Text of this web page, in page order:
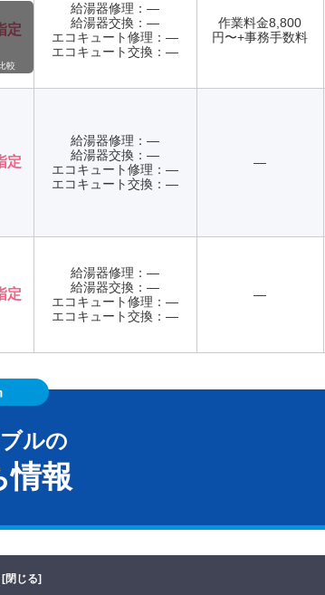
定
給湯器修理：―
給湯器交換：―
エコキュート修理：―
エコキュート交換：―
作業料金8,800
円〜+事務手数料
定
給湯器修理：―
給湯器交換：―
エコキュート修理：―
エコキュート交換：―
―
定
給湯器修理：―
給湯器交換：―
エコキュート修理：―
エコキュート交換：―
―
較
ルの
情報
[閉じる]